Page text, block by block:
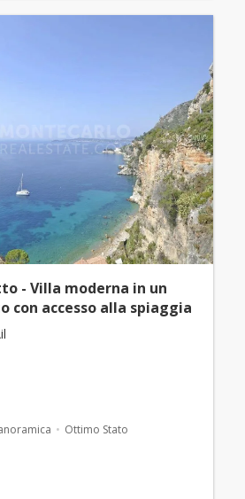
- Villa moderna in un
con accesso alla spiaggia
Ottimo Stato